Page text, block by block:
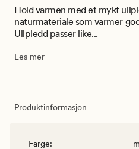
Hold varmen med et mykt
naturmateriale som varmer
Ullpledd passer like...
Les mer
Produktinformasjon
Farge: